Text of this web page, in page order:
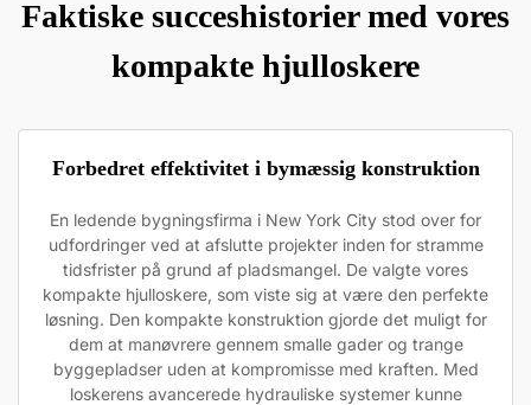
Faktiske succeshistorier med vores
kompakte hjulloskere
Forbedret effektivitet i bymæssig konstruktion
En ledende bygningsfirma i New York City stod over for
udfordringer ved at afslutte projekter inden for stramme
tidsfrister på grund af pladsmangel. De valgte vores
kompakte hjulloskere, som viste sig at være den perfekte
løsning. Den kompakte konstruktion gjorde det muligt for
dem at manøvrere gennem smalle gader og trange
byggepladser uden at kompromisse med kraften. Med
loskerens avancerede hydrauliske systemer kunne